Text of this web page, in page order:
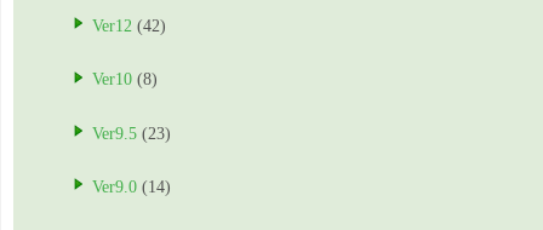
Ver12 (42)
Ver10 (8)
Ver9.5 (23)
Ver9.0 (14)